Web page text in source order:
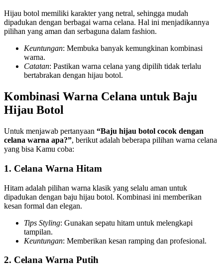
Hijau botol memiliki karakter yang netral, sehingga mudah
dipadukan dengan berbagai warna celana. Hal ini menjadikannya
pilihan yang aman dan serbaguna dalam fashion.
Keuntungan: Membuka banyak kemungkinan kombinasi
warna.
Catatan: Pastikan warna celana yang dipilih tidak terlalu
bertabrakan dengan hijau botol.
Kombinasi Warna Celana untuk Baju
Hijau Botol
Untuk menjawab pertanyaan “Baju hijau botol cocok dengan
celana warna apa?”, berikut adalah beberapa pilihan warna celana
yang bisa Kamu coba:
1. Celana Warna Hitam
Hitam adalah pilihan warna klasik yang selalu aman untuk
dipadukan dengan baju hijau botol. Kombinasi ini memberikan
kesan formal dan elegan.
Tips Styling: Gunakan sepatu hitam untuk melengkapi
tampilan.
Keuntungan: Memberikan kesan ramping dan profesional.
2. Celana Warna Putih